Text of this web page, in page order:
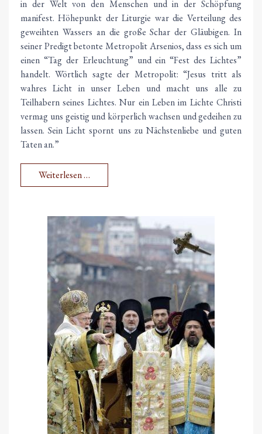
in der Welt von den Menschen und in der Schöpfung
manifest. Höhepunkt der Liturgie war die Verteilung des
geweihten Wassers an die große Schar der Gläubigen. In
seiner Predigt betonte Metropolit Arsenios, dass es sich um
einen “Tag der Erleuchtung” und ein “Fest des Lichtes”
handelt. Wörtlich sagte der Metropolit: “Jesus tritt als
wahres Licht in unser Leben und macht uns alle zu
Teilhabern seines Lichtes. Nur ein Leben im Lichte Christi
vermag uns geistig und körperlich wachsen und gedeihen zu
lassen. Sein Licht spornt uns zu Nächstenliebe und guten
Taten an.”
Weiterlesen …